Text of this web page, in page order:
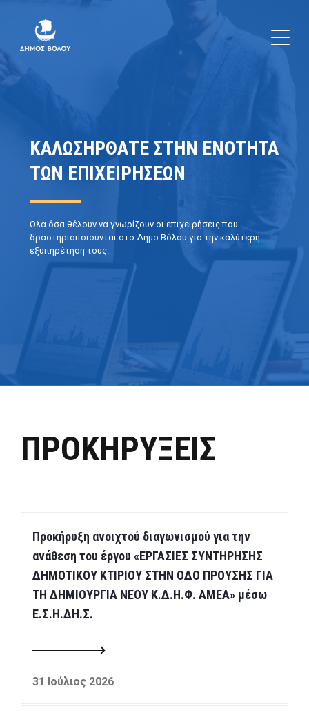
ΚΑΛΩΣΗΡΘΑΤΕ ΣΤΗΝ ΕΝΟΤΗΤΑ
ΤΩΝ ΕΠΙΧΕΙΡΗΣΕΩΝ
Όλα όσα θέλουν να γνωρίζουν οι επιχειρήσεις που
δραστηριοποιούνται στο Δήμο Βόλου για την καλύτερη
εξυπηρέτηση τους.
ΠΡΟΚΗΡΥΞΕΙΣ
Προκήρυξη ανοιχτού διαγωνισμού για την
ανάθεση του έργου «ΕΡΓΑΣΙΕΣ ΣΥΝΤΗΡΗΣΗΣ
ΔΗΜΟΤΙΚΟΥ ΚΤΙΡΙΟΥ ΣΤΗΝ ΟΔΟ ΠΡΟΥΣΗΣ ΓΙΑ
ΤΗ ΔΗΜΙΟΥΡΓΙΑ ΝΕΟΥ Κ.Δ.Η.Φ. ΑΜΕΑ» μέσω
Ε.Σ.Η.ΔΗ.Σ.
31 Ιούλιος 2026